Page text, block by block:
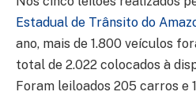
Estadual de Trânsito do
ano, mais de 1.800 veículos
total de 2.022 colocados à
Foram leiloados 205 carros e